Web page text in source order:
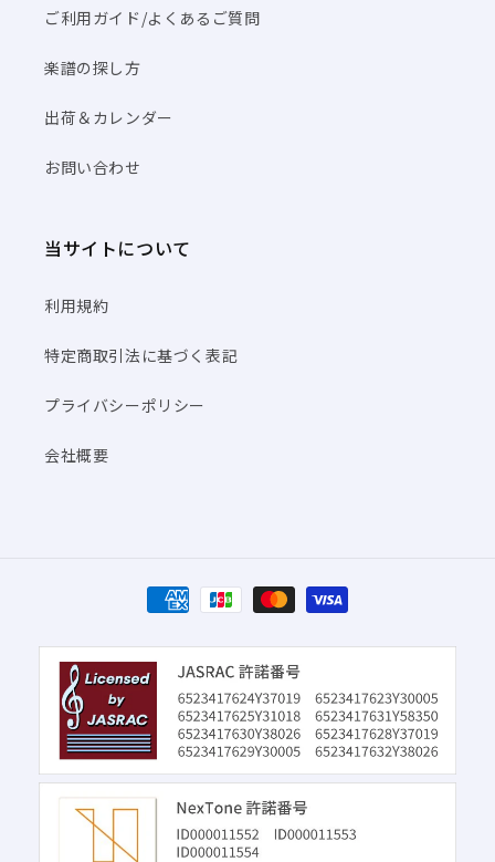
ご利用ガイド/よくあるご質問
楽譜の探し方
出荷＆カレンダー
お問い合わせ
当サイトについて
利用規約
特定商取引法に基づく表記
プライバシーポリシー
会社概要
決
済
方
法